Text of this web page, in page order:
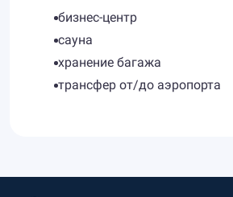
бизнес-центр
сауна
хранение багажа
трансфер от/до аэропорта